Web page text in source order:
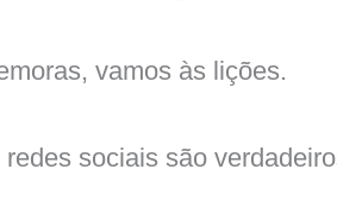
vamos às lições.
sociais são